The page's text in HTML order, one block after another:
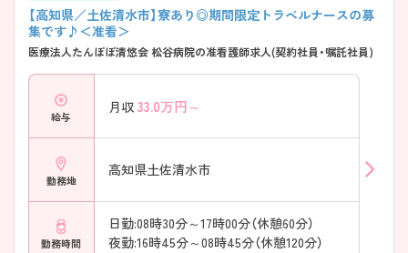
【高知県／土佐清水市】寮あり◎期間限定トラベルナースの募
集です♪＜准看＞
医療法人たんぽぽ清悠会 松谷病院の准看護師求人(契約社員・嘱託社員)
給与
月収 33.0万円～
勤務地
高知県土佐清水市
勤務時間
日勤:08時30分～17時00分（休憩60分）
夜勤:16時45分～08時45分（休憩120分）